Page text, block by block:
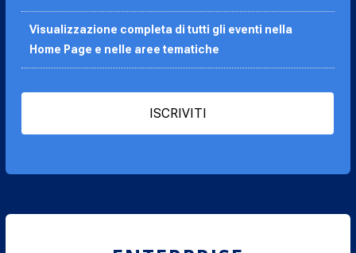
Visualizzazione completa di tutti gli eventi nella
Home Page e nelle aree tematiche
ISCRIVITI